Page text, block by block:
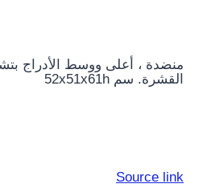
منضدة ، أعلى ووسط الأدراج
القشرة. سم 52x51x61h
Source link